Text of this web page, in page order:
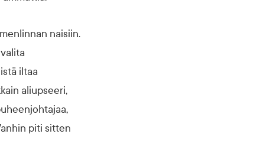
naisiin.
iltaa
aliupseeri,
piti sitten